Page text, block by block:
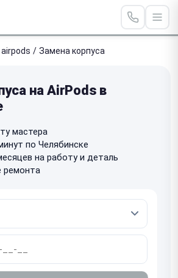
/ Замена корпуса
на AirPods в
мастера
по Челябинске
на работу и деталь
ремонта